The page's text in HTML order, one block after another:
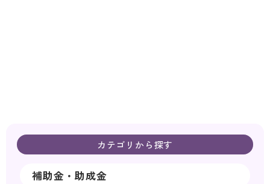
カテゴリから探す
補助金・助成金